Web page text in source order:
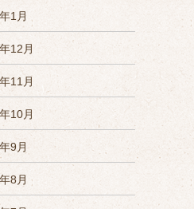
1月
12月
11月
10月
9月
8月